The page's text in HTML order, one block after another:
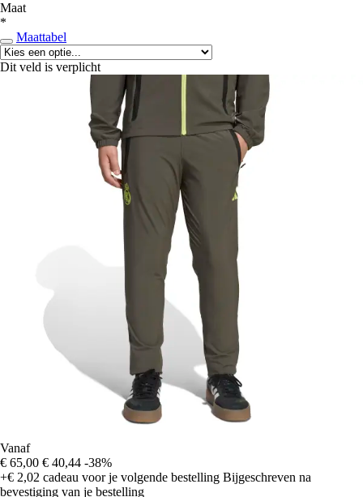
Maat
*
Maattabel
Dit veld is verplicht
Vanaf
€ 65,00 € 40,44 -38%
+€ 2,02 cadeau voor je volgende bestelling Bijgeschreven na
bevestiging van je bestelling